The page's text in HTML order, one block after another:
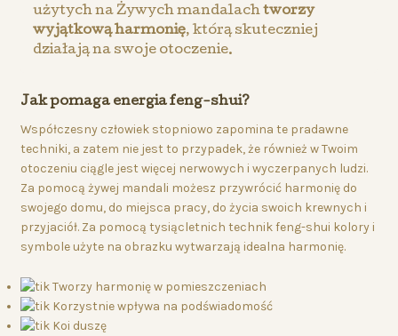
użytych na Żywych mandalachtworzy
wyjątkową harmonię, którą skuteczniej
działają na swoje otoczenie.
Jak pomaga energia feng-shui?
Współczesny człowiek stopniowo zapomina te pradawne
techniki, a zatem nie jest to przypadek, że również w Twoim
otoczeniu ciągle jest więcej nerwowych i wyczerpanych ludzi.
Za pomocą żywej mandali możesz przywrócić harmonię do
swojego domu, do miejsca pracy, do życia swoich krewnych i
przyjaciół. Za pomocą tysiącletnich technik feng-shui kolory i
symbole użyte na obrazku wytwarzają idealna harmonię.
Tworzy harmonię w pomieszczeniach
Korzystnie wpływa na podświadomość
Koi duszę